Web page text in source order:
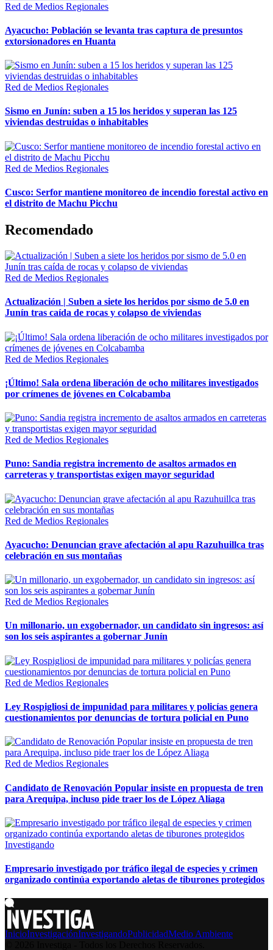
Red de Medios Regionales
Ayacucho: Población se levanta tras captura de presuntos
extorsionadores en Huanta
Red de Medios Regionales
Sismo en Junín: suben a 15 los heridos y superan las 125
viviendas destruidas o inhabitables
Red de Medios Regionales
Cusco: Serfor mantiene monitoreo de incendio forestal activo en
el distrito de Machu Picchu
Recomendado
Red de Medios Regionales
Actualización | Suben a siete los heridos por sismo de 5.0 en
Junín tras caída de rocas y colapso de viviendas
Red de Medios Regionales
¡Último! Sala ordena liberación de ocho militares investigados
por crímenes de jóvenes en Colcabamba
Red de Medios Regionales
Puno: Sandia registra incremento de asaltos armados en
carreteras y transportistas exigen mayor seguridad
Red de Medios Regionales
Ayacucho: Denuncian grave afectación al apu Razuhuillca tras
celebración en sus montañas
Red de Medios Regionales
Un millonario, un exgobernador, un candidato sin ingresos: así
son los seis aspirantes a gobernar Junín
Red de Medios Regionales
Ley Rospigliosi de impunidad para militares y policías genera
cuestionamientos por denuncias de tortura policial en Puno
Red de Medios Regionales
Candidato de Renovación Popular insiste en propuesta de tren
para Arequipa, incluso pide traer los de López Aliaga
Investigando
Empresario investigado por tráfico ilegal de especies y crimen
organizado continúa exportando aletas de tiburones protegidos
InicioInvestigaciónInvestigandoPublicidadMedio Ambiente